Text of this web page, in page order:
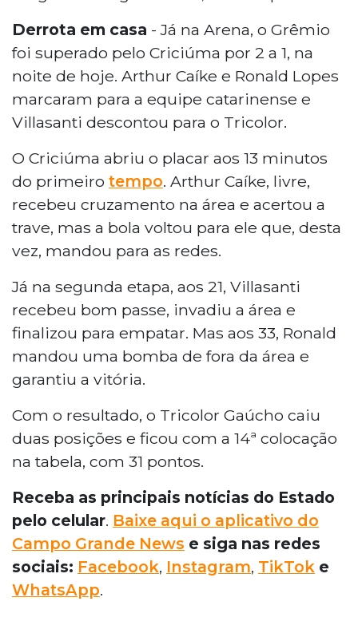
Derrota em casa - Já na Arena, o Grêmio
foi superado pelo Criciúma por 2 a 1, na
noite de hoje. Arthur Caíke e Ronald Lopes
marcaram para a equipe catarinense e
Villasanti descontou para o Tricolor.
O Criciúma abriu o placar aos 13 minutos
do primeiro tempo. Arthur Caíke, livre,
recebeu cruzamento na área e acertou a
trave, mas a bola voltou para ele que, desta
vez, mandou para as redes.
Já na segunda etapa, aos 21, Villasanti
recebeu bom passe, invadiu a área e
finalizou para empatar. Mas aos 33, Ronald
mandou uma bomba de fora da área e
garantiu a vitória.
Com o resultado, o Tricolor Gaúcho caiu
duas posições e ficou com a 14ª colocação
na tabela, com 31 pontos.
Receba as principais notícias do Estado
pelo celular. Baixe aqui o aplicativo do
Campo Grande News e siga nas redes
sociais: Facebook, Instagram, TikTok e
WhatsApp.